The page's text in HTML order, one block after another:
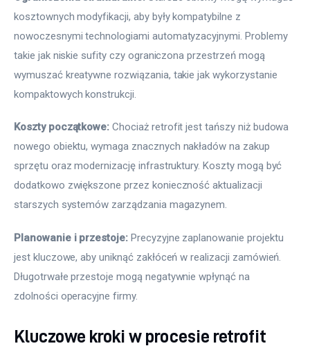
kosztownych modyfikacji, aby były kompatybilne z
nowoczesnymi technologiami automatyzacyjnymi. Problemy
takie jak niskie sufity czy ograniczona przestrzeń mogą
wymuszać kreatywne rozwiązania, takie jak wykorzystanie
kompaktowych konstrukcji.
Koszty początkowe: Chociaż retrofit jest tańszy niż budowa
nowego obiektu, wymaga znacznych nakładów na zakup
sprzętu oraz modernizację infrastruktury. Koszty mogą być
dodatkowo zwiększone przez konieczność aktualizacji
starszych systemów zarządzania magazynem.
Planowanie i przestoje: Precyzyjne zaplanowanie projektu
jest kluczowe, aby uniknąć zakłóceń w realizacji zamówień.
Długotrwałe przestoje mogą negatywnie wpłynąć na
zdolności operacyjne firmy.
Kluczowe kroki w procesie retrofit